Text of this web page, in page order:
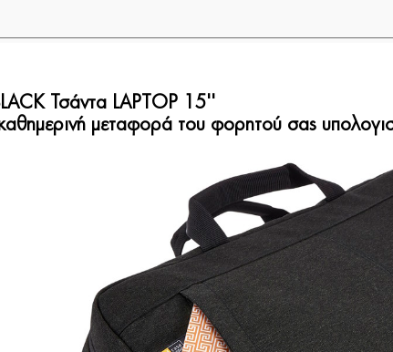
Τσάντα LAPTOP 15''
καθημερινή μεταφορά του φορητού σας